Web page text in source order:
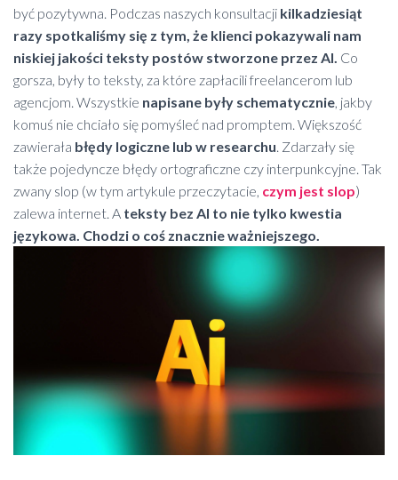
być pozytywna. Podczas naszych konsultacji kilkadziesiąt
razy spotkaliśmy się z tym, że klienci pokazywali nam
niskiej jakości teksty postów stworzone przez AI. Co
gorsza, były to teksty, za które zapłacili freelancerom lub
agencjom. Wszystkie napisane były schematycznie, jakby
komuś nie chciało się pomyśleć nad promptem. Większość
zawierała błędy logiczne lub w researchu. Zdarzały się
także pojedyncze błędy ortograficzne czy interpunkcyjne. Tak
zwany slop (w tym artykule przeczytacie, czym jest slop)
zalewa internet. A teksty bez AI to nie tylko kwestia
językowa. Chodzi o coś znacznie ważniejszego.